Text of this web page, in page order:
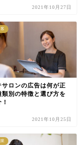
2021年10月27日
サロンの広告は何が正
類別の特徴と選び方を
2021年10月25日